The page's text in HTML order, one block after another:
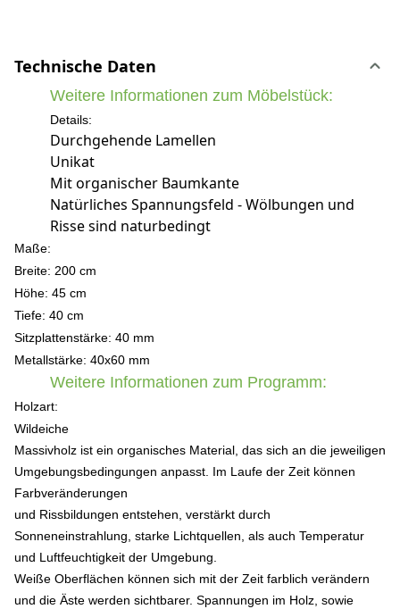
Technische Daten
Weitere Informationen zum Möbelstück:
Details:
Durchgehende Lamellen
Unikat
Mit organischer Baumkante
Natürliches Spannungsfeld - Wölbungen und
Risse sind naturbedingt
Maße:
Breite: 200 cm
Höhe: 45 cm
Tiefe: 40 cm
Sitzplattenstärke: 40 mm
Metallstärke: 40x60 mm
Weitere Informationen zum Programm:
Holzart:
Wildeiche
Massivholz ist ein organisches Material, das sich an die jeweiligen
Umgebungsbedingungen anpasst. Im Laufe der Zeit können
Farbveränderungen
und Rissbildungen entstehen, verstärkt durch
Sonneneinstrahlung, starke Lichtquellen, als auch Temperatur
und Luftfeuchtigkeit der Umgebung.
Weiße Oberflächen können sich mit der Zeit farblich verändern
und die Äste werden sichtbarer. Spannungen im Holz, sowie